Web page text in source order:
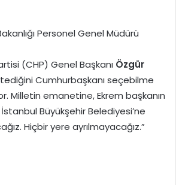
Personel Genel Müdürü
(CHP) Genel Başkanı Özgür
Cumhurbaşkanı seçebilme
Milletin emanetine, Ekrem başkanın
Büyükşehir Belediyesi’ne
Hiçbir yere ayrılmayacağız.”